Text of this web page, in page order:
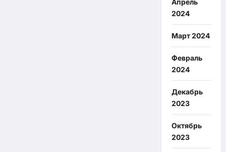
Апрель
2024
Март 2024
Февраль
2024
Декабрь
2023
Октябрь
2023